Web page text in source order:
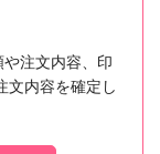
注文内容、印
文内容を確定し